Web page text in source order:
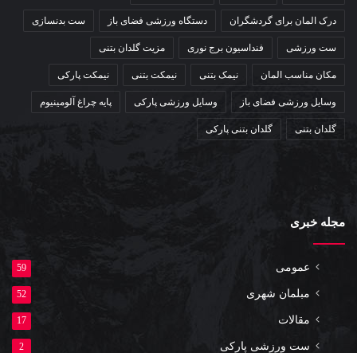
درک المان برای گردشگران دستگاه ورزشی فضای باز ست بدنسازی
ست ورزشی فنداسیون برج نوری مزیت گلدان بتنی
مکان مناسب المان نیمک بتنی نیمکت بتنی نیمکت پارکی
وسایل ورزشی فضای باز وسایل ورزشی پارکی پایه چراغ آلومینیوم
گلدان بتنی گلدان بتنی پارکی
مجله خبری
عمومی 59
مبلمان شهری 52
مقالات 17
ست ورزشی پارکی 2